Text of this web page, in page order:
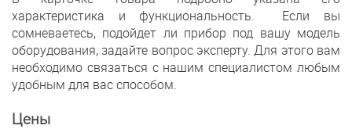
характеристика и функциональность. Если вы
сомневаетесь, подойдет ли прибор под вашу модель
оборудования, задайте вопрос эксперту. Для этого вам
необходимо связаться с нашим специалистом любым
удобным для вас способом.
Цены